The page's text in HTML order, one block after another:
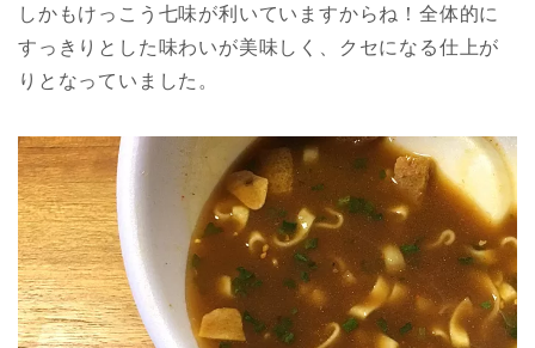
しかもけっこう七味が利いていますからね！全体的に
すっきりとした味わいが美味しく、クセになる仕上が
りとなっていました。